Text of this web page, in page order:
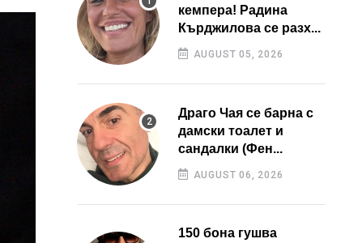
кемпера! Радина
Кърджилова се разх...
AUGUST 05, 2026
Драго Чая се барна с
дамски тоалет и
сандалки (Фен...
AUGUST 06, 2026
150 бона гушва